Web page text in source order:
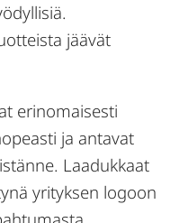
jäävät
erinomaisesti
ja antavat
Laadukkaat
yrityksen logoon